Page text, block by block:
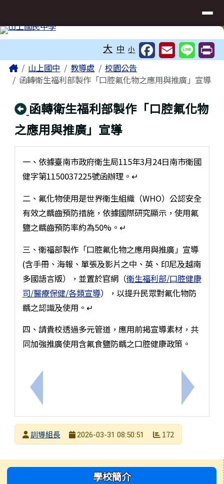
大 中 小
主內容區域
Home山上國中 教導處
校園公告
函轉衛生福利部製作「口腔氟化物之應用與推廣」宣導
回上頁
函轉衛生福利部製作「口腔氟化物
之應用與推廣」宣導
上一筆：115年度友善校園「人權環境評估線上問卷
一、依據臺南市政府衛生局115年3月24日南市衛國
健字第1150037225號函辦理。↵
二、氟化物使用是世界衛生組織（WHO）公認安全
有效之齲齒預防措施，依據國際研究顯示，使用氟
鹽之齲齒預防率約為50%。↵
三、衛福部製作「口腔氟化物之應用與推廣」宣導
(含手冊、海報、單張及影片之中、英、印尼及越南
多國語言版），並置於官網（衛生福利部/口腔健康
司/醫療保健/各類宣導），以提升民眾對氟化物防
齲之認識及使用。↵
四、請貴校透過多元管道，應用前揭宣導素材，共
同加強推廣使用含氟食鹽防齲之口腔健康政策。
下一筆：
發布者
訓導組長
2026-03-31 08:50:51 172
左邊區域內容 學校簡介
頁尾區域